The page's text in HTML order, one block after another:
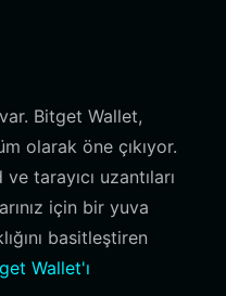
Bitget Wallet,
olarak öne çıkıyor.
tarayıcı uzantıları
için bir yuva
basitleştiren
Wallet'ı